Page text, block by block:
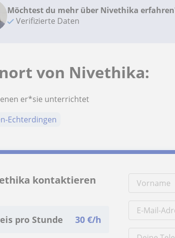
Möchtest du mehr über Nivethika
Verifizierte Daten
von Nivethika:
er*sie unterrichtet
Echterdingen
kontaktieren
pro Stunde 30 €/h